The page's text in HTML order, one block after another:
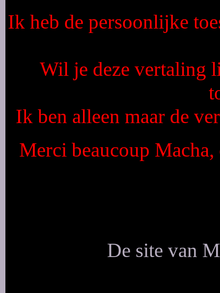
Ik heb de persoonlijke
Wil je deze vertaling
Ik ben alleen maar de
Merci beaucoup
De site van